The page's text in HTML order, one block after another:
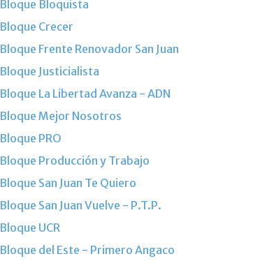
Bloque Bloquista
Bloque Crecer
Bloque Frente Renovador San Juan
Bloque Justicialista
Bloque La Libertad Avanza - ADN
Bloque Mejor Nosotros
Bloque PRO
Bloque Producción y Trabajo
Bloque San Juan Te Quiero
Bloque San Juan Vuelve - P.T.P.
Bloque UCR
Bloque del Este - Primero Angaco